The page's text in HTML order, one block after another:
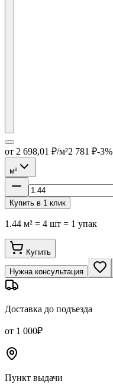
от 2 698,01 ₽/м²2 781 ₽-3%
м²
Купить в 1 клик
1.44 м² = 4 шт = 1 упак
Купить
Нужна консультация
Доставка до подъезда
от 1 000₽
Пункт выдачи